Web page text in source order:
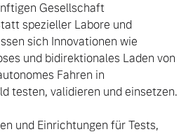
Gesellschaft
spezieller Labore und
sich Innovationen wie
und bidirektionales Laden von
Fahren in
testen, validieren und einsetzen.
und Einrichtungen für Tests,